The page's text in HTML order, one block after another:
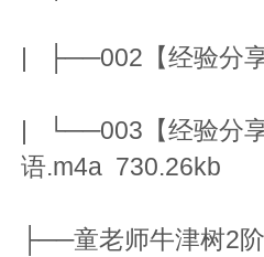
| ├──002【经验分
| └──003【经验分
语.m4a 730.26kb
├──童老师牛津树2